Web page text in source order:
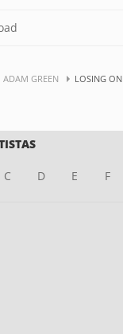
ADAM GREEN LOSING
C D E F